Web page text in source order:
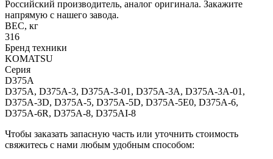
Российский производитель, аналог оригинала. Закажите
напрямую с нашего завода.
ВЕС, кг
316
Бренд техники
KOMATSU
Серия
D375A
D375A, D375A-3, D375A-3-01, D375A-3A, D375A-3A-01,
D375A-3D, D375A-5, D375A-5D, D375A-5E0, D375A-6,
D375A-6R, D375A-8, D375AI-8
Чтобы заказать запасную часть или уточнить стоимость
свяжитесь с нами любым удобным способом: